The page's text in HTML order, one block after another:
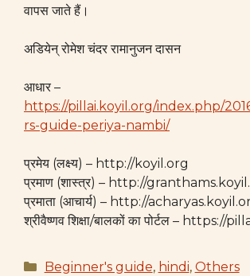
वापस जाते हैं।
अडियेन् रोमेश चंदर रामानुजन दासन
आधार –
https://pillai.koyil.org/index.php/
rs-guide-periya-nambi/
प्रमेय (लक्ष्य) – http://koyil.org
प्रमाण (शास्त्र) – http://
प्रमाता (आचार्य) – http://
श्रीवैष्णव शिक्षा/बालकों का पोर्टल – https://
Categories
Beginner's guide, hindi, Others